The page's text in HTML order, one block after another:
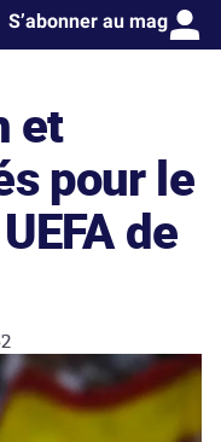
S’abonner au mag
et
pour le
de